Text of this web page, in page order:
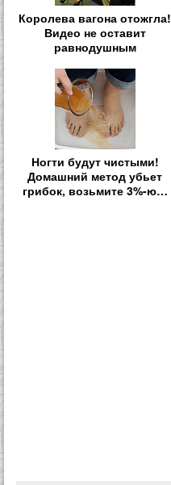
Королева вагона отожгла!
Видео не оставит
равнодушным
Ногти будут чистыми!
Домашний метод убьет
грибок, возьмите 3%-ю…